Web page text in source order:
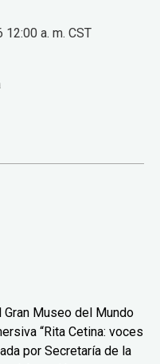
a. m. CST
Museo del Mundo
“Rita Cetina: voces
por Secretaría de la